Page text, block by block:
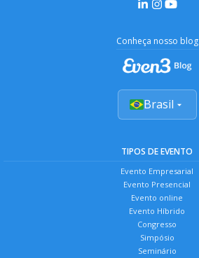
Conheça nosso blog
Brasil
TIPOS DE EVENTO
Evento Empresarial
Evento Presencial
Evento online
Evento Híbrido
Congresso
Simpósio
Seminário